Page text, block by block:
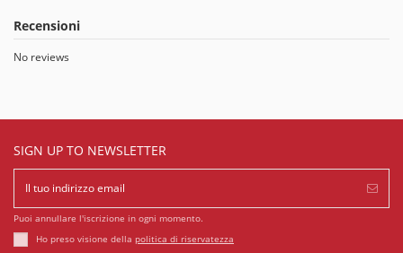
Recensioni
No reviews
SIGN UP TO NEWSLETTER
Puoi annullare l'iscrizione in ogni momento.
Ho preso visione della politica di riservatezza